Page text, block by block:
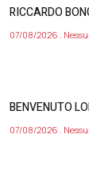
RICCARDO
07/08/2026
BENVENUTO
07/08/2026